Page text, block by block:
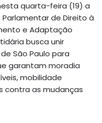
quarta-feira (19) a
de Direito à
e Adaptação
busca unir
São Paulo para
garantam moradia
mobilidade
contra as mudanças